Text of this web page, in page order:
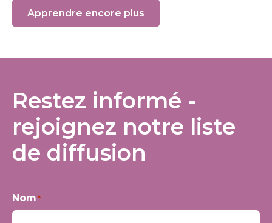
Apprendre encore plus
Restez informé -
rejoignez notre liste
de diffusion
Nom*